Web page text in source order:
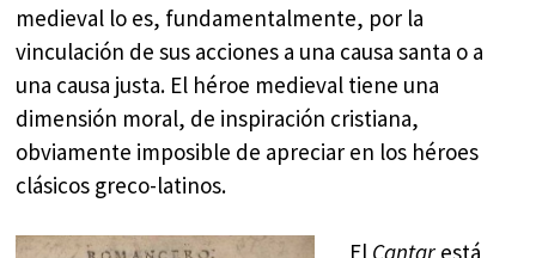
medieval lo es, fundamentalmente, por la
vinculación de sus acciones a una causa santa o a
una causa justa. El héroe medieval tiene una
dimensión moral, de inspiración cristiana,
obviamente imposible de apreciar en los héroes
clásicos greco-latinos.
El Cantarestá